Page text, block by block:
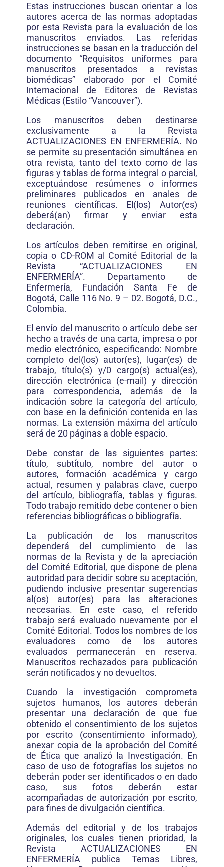
Estas instrucciones buscan orientar a los
autores acerca de las normas adoptadas
por esta Revista para la evaluación de los
manuscritos enviados. Las referidas
instrucciones se basan en la traducción del
documento “Requisitos uniformes para
manuscritos presentados a revistas
biomédicas” elaborado por el Comité
Internacional de Editores de Revistas
Médicas (Estilo “Vancouver”).
Los manuscritos deben destinarse
exclusivamente a la Revista
ACTUALIZACIONES EN ENFERMERÍA. No
se permite su presentación simultánea en
otra revista, tanto del texto como de las
figuras y tablas de forma integral o parcial,
exceptuándose resúmenes o informes
preliminares publicados en anales de
reuniones científicas. El(los) Autor(es)
deberá(an) firmar y enviar esta
declaración.
Los artículos deben remitirse en original,
copia o CD-ROM al Comité Editorial de la
Revista “ACTUALIZACIONES EN
ENFERMERÍA”. Departamento de
Enfermería, Fundación Santa Fe de
Bogotá, Calle 116 No. 9 – 02. Bogotá, D.C.,
Colombia.
El envío del manuscrito o artículo debe ser
hecho a través de una carta, impresa o por
medio electrónico, especificando: Nombre
completo del(los) autor(es), lugar(es) de
trabajo, título(s) y/0 cargo(s) actual(es),
dirección electrónica (e-mail) y dirección
para correspondencia, además de la
indicación sobre la categoría del artículo,
con base en la definición contenida en las
normas. La extensión máxima del artículo
será de 20 páginas a doble espacio.
Debe constar de las siguientes partes:
título, subtítulo, nombre del autor o
autores, formación académica y cargo
actual, resumen y palabras clave, cuerpo
del artículo, bibliografía, tablas y figuras.
Todo trabajo remitido debe contener o bien
referencias bibliográficas o bibliografía.
La publicación de los manuscritos
dependerá del cumplimiento de las
normas de la Revista y de la apreciación
del Comité Editorial, que dispone de plena
autoridad para decidir sobre su aceptación,
pudiendo inclusive presentar sugerencias
al(os) autor(es) para las alteraciones
necesarias. En este caso, el referido
trabajo será evaluado nuevamente por el
Comité Editorial. Todos los nombres de los
evaluadores como de los autores
evaluados permanecerán en reserva.
Manuscritos rechazados para publicación
serán notificados y no devueltos.
Cuando la investigación comprometa
sujetos humanos, los autores deberán
presentar una declaración de que fue
obtenido el consentimiento de los sujetos
por escrito (consentimiento informado),
anexar copia de la aprobación del Comité
de Ética que analizó la Investigación. En
caso de uso de fotografías los sujetos no
deberán poder ser identificados o en dado
caso, sus fotos deberán estar
acompañadas de autorización por escrito,
para fines de divulgación científica.
Además del editorial y de los trabajos
originales, los cuales tienen prioridad, la
Revista ACTUALIZACIONES EN
ENFERMERÍA publica Temas Libres,